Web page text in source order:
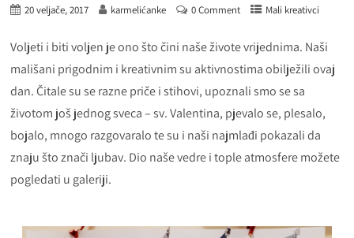
20 veljače, 2017 karmelićanke 0 Comment Mali kreativci
Voljeti i biti voljen je ono što čini naše živote vrijednima. Naši
mališani prigodnim i kreativnim su aktivnostima obilježili ovaj
dan. Čitale su se razne priče i stihovi, upoznali smo se sa
životom još jednog sveca – sv. Valentina, pjevalo se, plesalo,
bojalo, mnogo razgovaralo te su i naši najmlađi pokazali da
znaju što znači ljubav. Dio naše vedre i tople atmosfere možete
pogledati u galeriji.